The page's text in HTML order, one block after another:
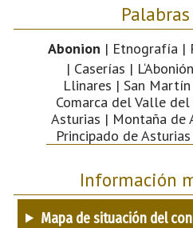
Abonion | Etnografía |
| Caserías |
Llinares | San
Comarca del Valle
Asturias | Montaña de
Principado de
Información
Mapa de situación del